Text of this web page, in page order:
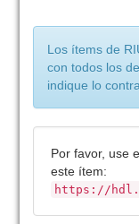
Los ítems de
con todos los
indique lo
Por favor, use
este ítem:
https://